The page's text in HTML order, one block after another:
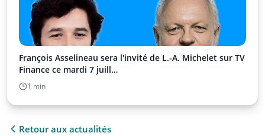
François Asselineau sera l'invité de L.-A. Michelet sur TV
Finance ce mardi 7 juill…
1 min
Retour aux actualités